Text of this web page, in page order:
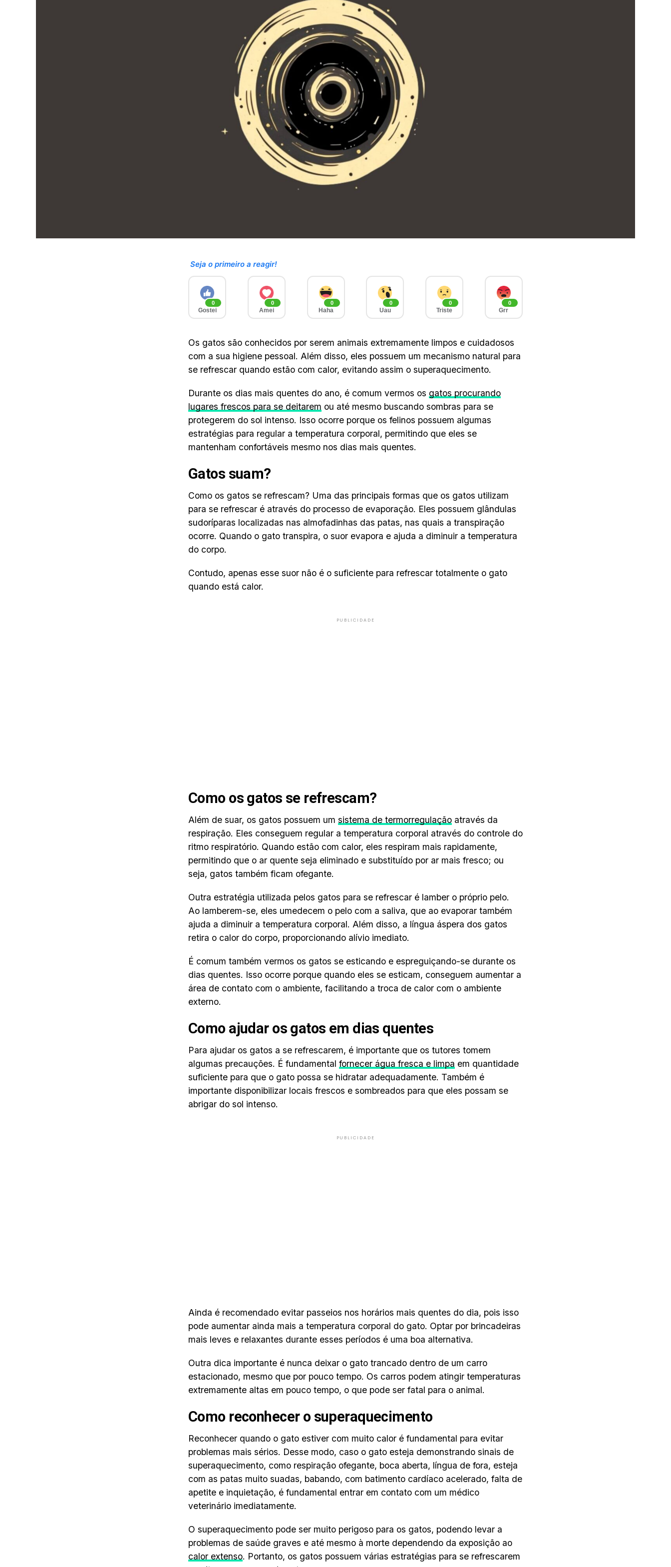
Seja o primeiro a reagir!
0
Gostei
0
Amei
0
Haha
0
Uau
0
Triste
0
Grr
Os gatos são conhecidos por serem animais extremamente limpos e cuidadosos
com a sua higiene pessoal. Além disso, eles possuem um mecanismo natural para
se refrescar quando estão com calor, evitando assim o superaquecimento.
Durante os dias mais quentes do ano, é comum vermos os gatos procurando
lugares frescos para se deitarem ou até mesmo buscando sombras para se
protegerem do sol intenso. Isso ocorre porque os felinos possuem algumas
estratégias para regular a temperatura corporal, permitindo que eles se
mantenham confortáveis mesmo nos dias mais quentes.
Gatos suam?
Como os gatos se refrescam? Uma das principais formas que os gatos utilizam
para se refrescar é através do processo de evaporação. Eles possuem glândulas
sudoríparas localizadas nas almofadinhas das patas, nas quais a transpiração
ocorre. Quando o gato transpira, o suor evapora e ajuda a diminuir a temperatura
do corpo.
Contudo, apenas esse suor não é o suficiente para refrescar totalmente o gato
quando está calor.
PUBLICIDADE
Como os gatos se refrescam?
Além de suar, os gatos possuem um sistema de termorregulação através da
respiração. Eles conseguem regular a temperatura corporal através do controle do
ritmo respiratório. Quando estão com calor, eles respiram mais rapidamente,
permitindo que o ar quente seja eliminado e substituído por ar mais fresco; ou
seja, gatos também ficam ofegante.
Outra estratégia utilizada pelos gatos para se refrescar é lamber o próprio pelo.
Ao lamberem-se, eles umedecem o pelo com a saliva, que ao evaporar também
ajuda a diminuir a temperatura corporal. Além disso, a língua áspera dos gatos
retira o calor do corpo, proporcionando alívio imediato.
É comum também vermos os gatos se esticando e espreguiçando-se durante os
dias quentes. Isso ocorre porque quando eles se esticam, conseguem aumentar a
área de contato com o ambiente, facilitando a troca de calor com o ambiente
externo.
Como ajudar os gatos em dias quentes
Para ajudar os gatos a se refrescarem, é importante que os tutores tomem
algumas precauções. É fundamental fornecer água fresca e limpa em quantidade
suficiente para que o gato possa se hidratar adequadamente. Também é
importante disponibilizar locais frescos e sombreados para que eles possam se
abrigar do sol intenso.
PUBLICIDADE
Ainda é recomendado evitar passeios nos horários mais quentes do dia, pois isso
pode aumentar ainda mais a temperatura corporal do gato. Optar por brincadeiras
mais leves e relaxantes durante esses períodos é uma boa alternativa.
Outra dica importante é nunca deixar o gato trancado dentro de um carro
estacionado, mesmo que por pouco tempo. Os carros podem atingir temperaturas
extremamente altas em pouco tempo, o que pode ser fatal para o animal.
Como reconhecer o superaquecimento
Reconhecer quando o gato estiver com muito calor é fundamental para evitar
problemas mais sérios. Desse modo, caso o gato esteja demonstrando sinais de
superaquecimento, como respiração ofegante, boca aberta, língua de fora, esteja
com as patas muito suadas, babando, com batimento cardíaco acelerado, falta de
apetite e inquietação, é fundamental entrar em contato com um médico
veterinário imediatamente.
O superaquecimento pode ser muito perigoso para os gatos, podendo levar a
problemas de saúde graves e até mesmo à morte dependendo da exposição ao
calor extenso. Portanto, os gatos possuem várias estratégias para se refrescarem